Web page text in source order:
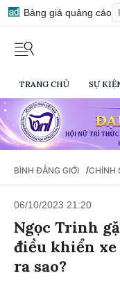
Bảng giá quảng cáo
TRANG CHỦ SỰ
BÌNH ĐẲNG GIỚI /CHÍNH
06/10/2023 21:20
Ngọc Trinh
điều khiển
ra sao?